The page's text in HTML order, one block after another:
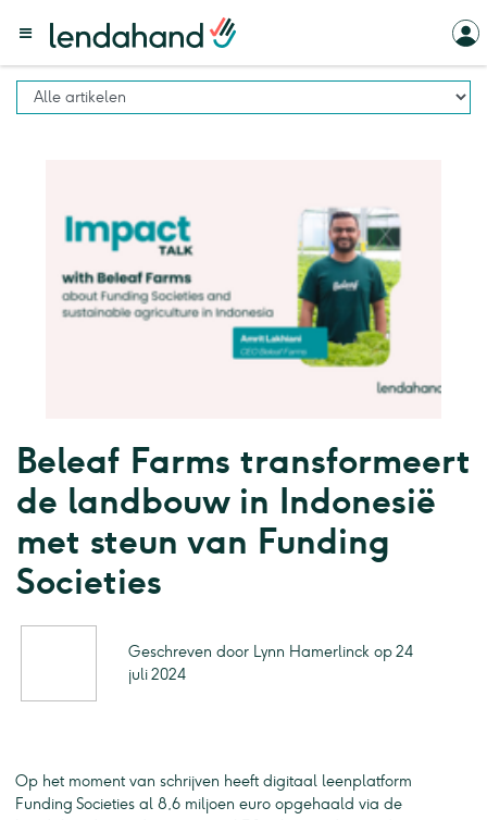
Beleaf Farms transformeert
de landbouw in Indonesië
met steun van Funding
Societies
Geschreven door Lynn Hamerlinck op 24
juli 2024
Op het moment van schrijven heeft digitaal leenplatform
Funding Societies al 8,6 miljoen euro opgehaald via de